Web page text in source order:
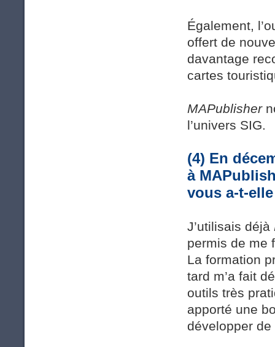
Également,
offert de
davantage
cartes
MAPublisher
l’univers SIG.
(4) En
à
vous a-t-
J’utilisais déjà
permis de me
La formation
tard m’a fait
outils très
apporté une
développer